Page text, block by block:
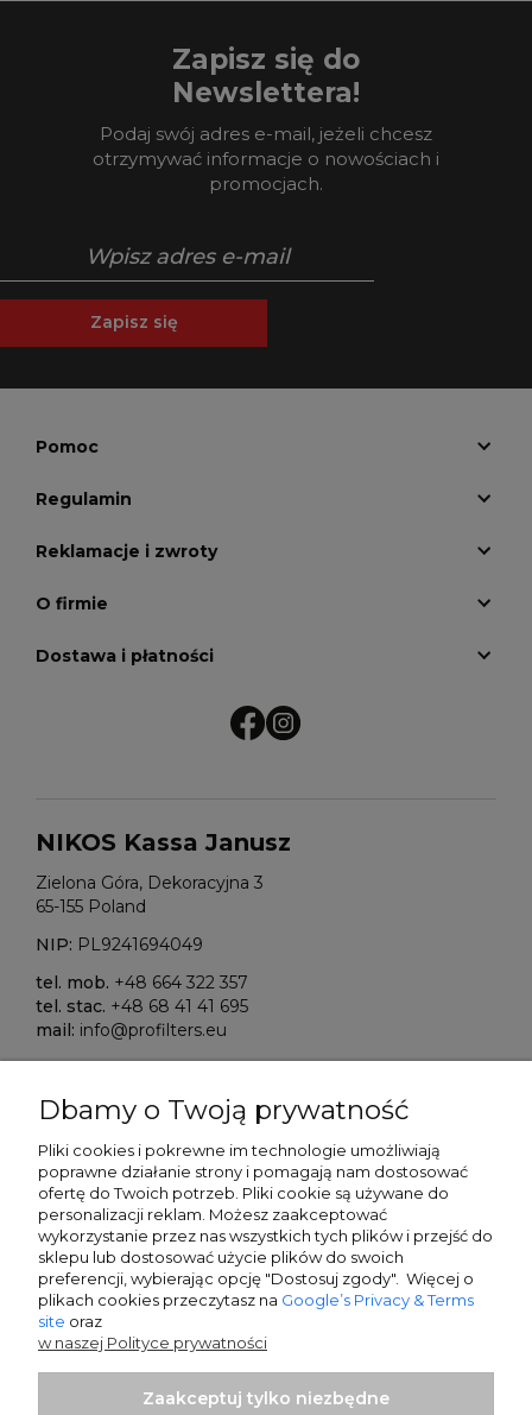
Zapisz się do
Newslettera!
Podaj swój adres e-mail, jeżeli chcesz
otrzymywać informacje o nowościach i
promocjach.
Zapisz się
Pomoc
Regulamin
Reklamacje i zwroty
O firmie
Dostawa i płatności
NIKOS Kassa Janusz
Zielona Góra, Dekoracyjna 3
65-155 Poland
NIP: PL9241694049
tel. mob. +48 664 322 357
tel. stac. +48 68 41 41 695
mail: info@profilters.eu
Warszawa, ul. Łopuszańska 38D
02-232 Poland
SWIFT/BIK:ALBPPLPWXXX
IBAN NR:
PLN:PL80 2490 0005 0000 4500 5705 7151
EUR:PL13 2490 0005 0000 4600 9159 5449
Sparkasse Oberlausitz-Niederschlesien
Dbamy o Twoją prywatność
Pliki cookies i pokrewne im technologie umożliwiają
poprawne działanie strony i pomagają nam dostosować
ofertę do Twoich potrzeb. Pliki cookie są używane do
personalizacji reklam. Możesz zaakceptować
wykorzystanie przez nas wszystkich tych plików i przejść do
sklepu lub dostosować użycie plików do swoich
preferencji, wybierając opcję "Dostosuj zgody". Więcej o
plikach cookies przeczytasz na Google’s Privacy & Terms
site oraz
w naszej Polityce prywatności
Zaakceptuj tylko niezbędne